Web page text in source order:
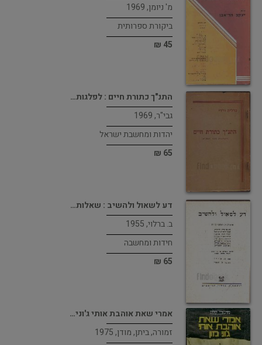
מ' ניומן, 1969
ביקורת ספרותית
45 ₪
התנ"ך כתורת חיים : לפלגות…
גבי"ר, 1969
יהדות ומחשבת ישראל
65 ₪
דע לשאול ולהשיב : שאלות…
ב. ברלוי, 1955
חידות ומחשבה
65 ₪
אמרי שאת אוהבת אותי ג'וני…
זמורה, ביתן, מודן, 1975